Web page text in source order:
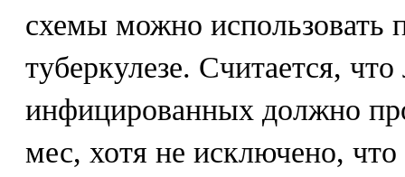
схемы можно использовать
туберкулезе. Считается,
инфицированных должно
мес, хотя не исключено, что